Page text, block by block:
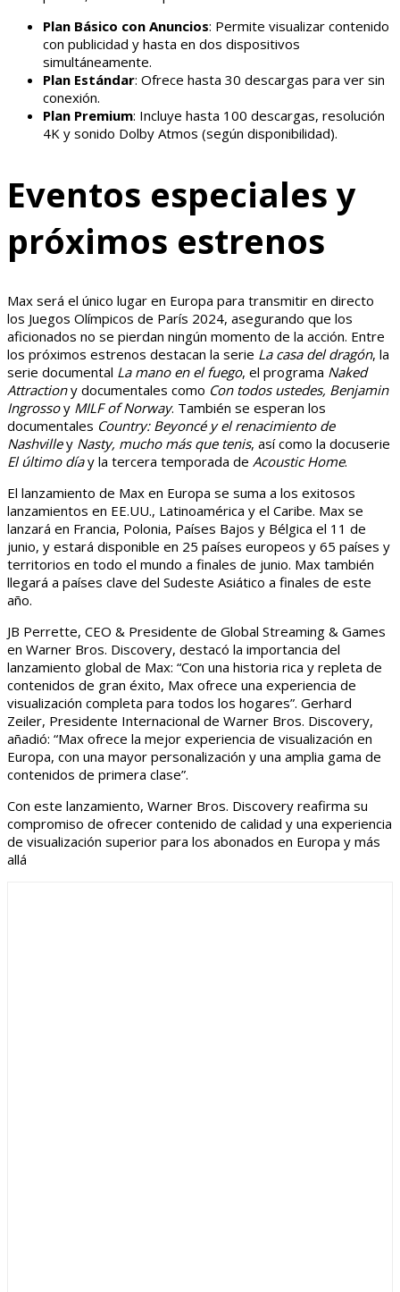
Plan Básico con Anuncios: Permite visualizar contenido
con publicidad y hasta en dos dispositivos
simultáneamente.
Plan Estándar: Ofrece hasta 30 descargas para ver sin
conexión.
Plan Premium: Incluye hasta 100 descargas, resolución
4K y sonido Dolby Atmos (según disponibilidad).
Eventos especiales y
próximos estrenos
Max será el único lugar en Europa para transmitir en directo
los Juegos Olímpicos de París 2024, asegurando que los
aficionados no se pierdan ningún momento de la acción. Entre
los próximos estrenos destacan la serie La casa del dragón, la
serie documental La mano en el fuego, el programa Naked
Attractiony documentales como Con todos ustedes, Benjamin
Ingrossoy MILF of Norway. También se esperan los
documentales Country: Beyoncé y el renacimiento de
Nashvilley Nasty, mucho más que tenis, así como la docuserie
El último díay la tercera temporada de Acoustic Home.
El lanzamiento de Max en Europa se suma a los exitosos
lanzamientos en EE.UU., Latinoamérica y el Caribe. Max se
lanzará en Francia, Polonia, Países Bajos y Bélgica el 11 de
junio, y estará disponible en 25 países europeos y 65 países y
territorios en todo el mundo a finales de junio. Max también
llegará a países clave del Sudeste Asiático a finales de este
año.
JB Perrette, CEO & Presidente de Global Streaming & Games
en Warner Bros. Discovery, destacó la importancia del
lanzamiento global de Max: “Con una historia rica y repleta de
contenidos de gran éxito, Max ofrece una experiencia de
visualización completa para todos los hogares”. Gerhard
Zeiler, Presidente Internacional de Warner Bros. Discovery,
añadió: “Max ofrece la mejor experiencia de visualización en
Europa, con una mayor personalización y una amplia gama de
contenidos de primera clase”.
Con este lanzamiento, Warner Bros. Discovery reafirma su
compromiso de ofrecer contenido de calidad y una experiencia
de visualización superior para los abonados en Europa y más
allá